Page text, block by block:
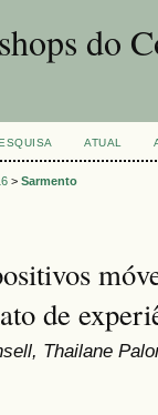
do
ATUAL
> Sarmento
de
Thailane